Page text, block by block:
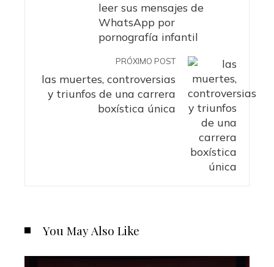
leer sus mensajes de
WhatsApp por
pornografía infantil
PRÓXIMO POST
las muertes, controversias
y triunfos de una carrera
boxística única
You May Also Like